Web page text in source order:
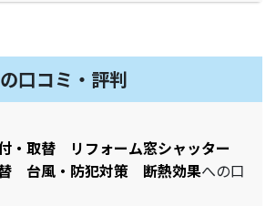
口コミ・評判
・取替 リフォーム窓シャッター
台風・防犯対策 断熱効果への口